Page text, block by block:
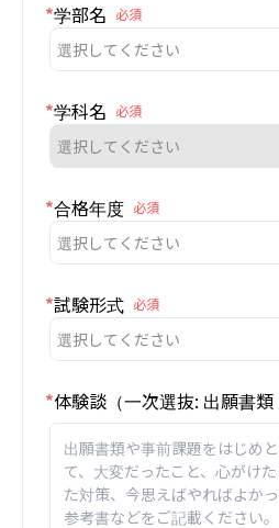
*学部名 必須
選択してください
*学科名 必須
選択してください
*合格年度 必須
選択してください
*試験形式 必須
選択してください
*体験談（一次選抜: 出願書類